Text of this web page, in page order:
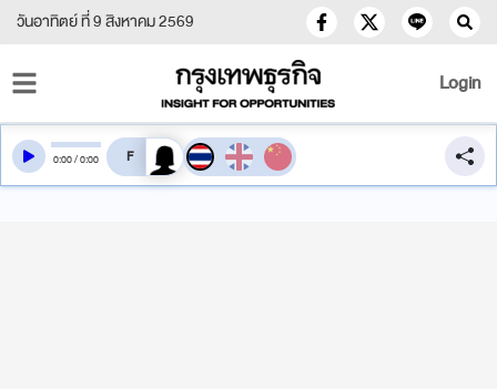
วันอาทิตย์ ที่ 9 สิงหาคม 2569
Login
0:00/0:00 สลับเสียงอ่าน